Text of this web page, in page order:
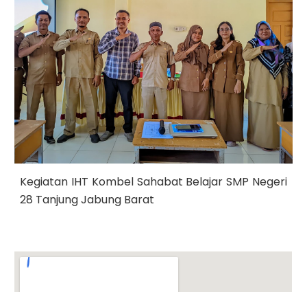
Kegiatan IHT Kombel Sahabat Belajar SMP Negeri
28 Tanjung Jabung Barat